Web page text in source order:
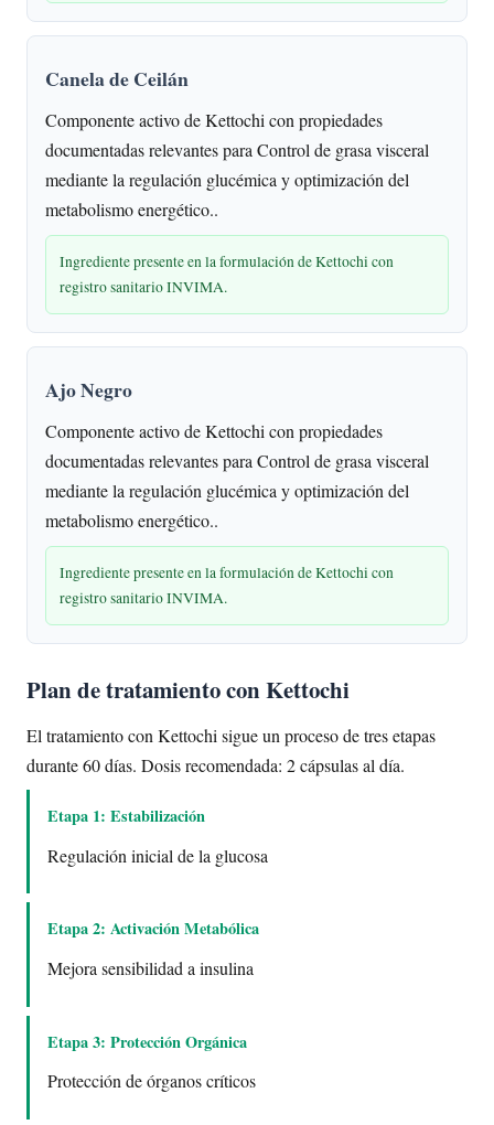
Canela de Ceilán
Componente activo de Kettochi con propiedades
documentadas relevantes para Control de grasa visceral
mediante la regulación glucémica y optimización del
metabolismo energético..
Ingrediente presente en la formulación de Kettochi con
registro sanitario INVIMA.
Ajo Negro
Componente activo de Kettochi con propiedades
documentadas relevantes para Control de grasa visceral
mediante la regulación glucémica y optimización del
metabolismo energético..
Ingrediente presente en la formulación de Kettochi con
registro sanitario INVIMA.
Plan de tratamiento con Kettochi
El tratamiento con Kettochi sigue un proceso de tres etapas
durante 60 días. Dosis recomendada: 2 cápsulas al día.
Etapa 1: Estabilización
Regulación inicial de la glucosa
Etapa 2: Activación Metabólica
Mejora sensibilidad a insulina
Etapa 3: Protección Orgánica
Protección de órganos críticos